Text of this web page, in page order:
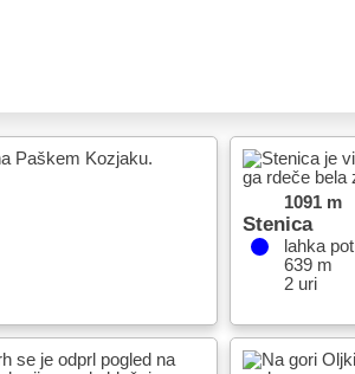
1091 m
Stenica
lahka pot
639 m
2 uri